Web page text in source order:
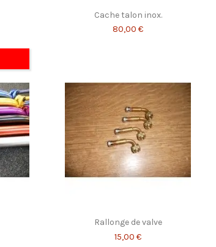
Cache talon inox.
80,00 €
Rallonge de valve
15,00 €